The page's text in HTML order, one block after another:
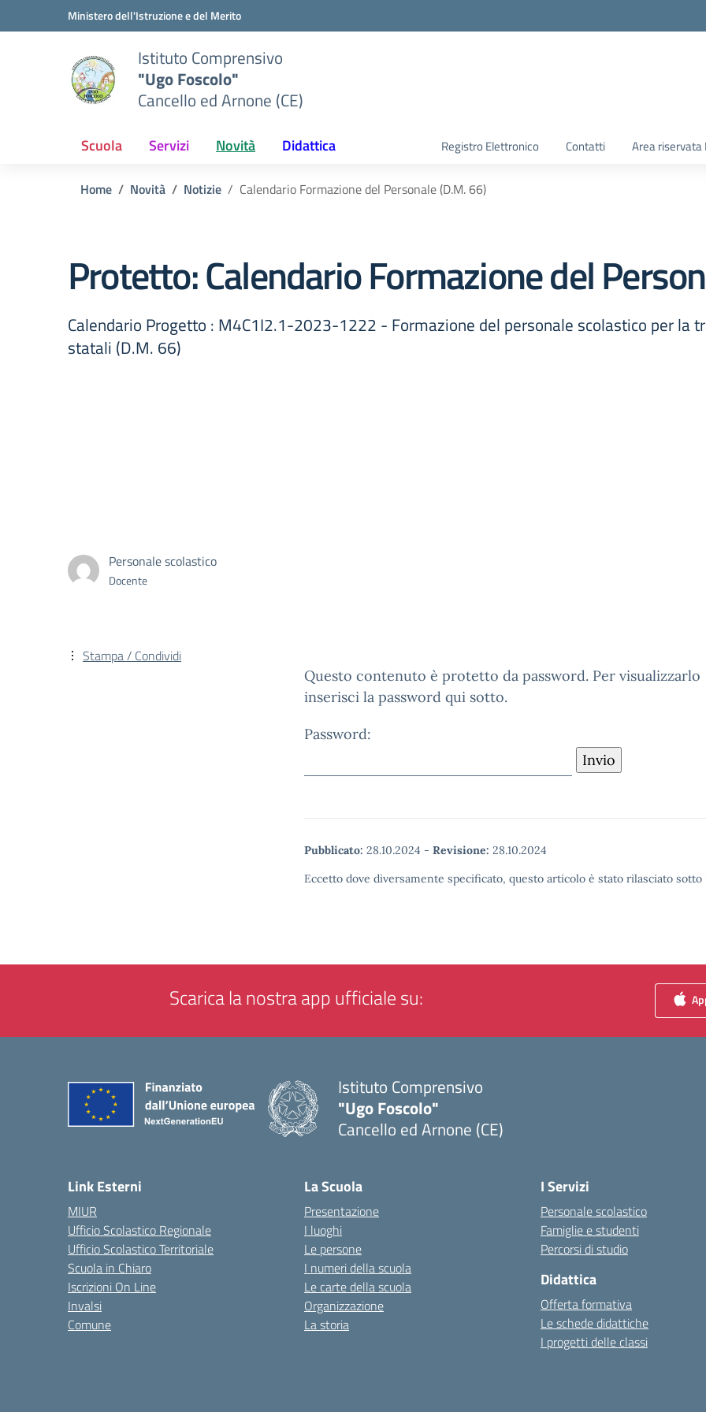
Vai ai contenuti
Vai al menu di navigazioneMinistero dell'Istruzione e del Merito
Istituto Comprensivo
"Ugo Foscolo"
Cancello ed Arnone (CE)
Scuola Servizi Novità Didattica Registro Elettronico Contatti Area riservata
Home Novità Notizie Calendario Formazione del Personale (D.M. 66)
Protetto: Calendario Formazione del
Calendario Progetto : M4C1I2.1-2023-1222 - Formazione del personale scolastico per la
statali (D.M. 66)
Personale scolastico
Docente
Questo contenuto è protetto da password. Per visualizzarlo
inserisci la password qui sotto.
Password:
Pubblicato: 28.10.2024 - Revisione: 28.10.2024
Eccetto dove diversamente specificato, questo articolo è stato rilasciato
Stampa / Condividi
Scarica la nostra app ufficiale su:
Istituto Comprensivo
"Ugo Foscolo"
Cancello ed Arnone (CE)
Link Esterni
MIUR
Ufficio Scolastico Regionale
Ufficio Scolastico Territoriale
Scuola in Chiaro
Iscrizioni On Line
Invalsi
Comune
La Scuola
Presentazione
I luoghi
Le persone
I numeri della scuola
Le carte della scuola
Organizzazione
La storia
I Servizi
Personale scolastico
Famiglie e studenti
Percorsi di studio
Didattica
Offerta formativa
Le schede didattiche
I progetti delle classi